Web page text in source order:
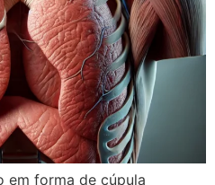
em forma de cúpula